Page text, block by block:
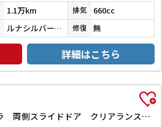
1.1万km 排気 660cc
ルナシルバーメタリック 修復 無
詳細はこちら
S ナビ TV バックカメラ 両側スライドドア クリアランスソナー オートライト キーレスエントリー アイドリングストップ 電動格納ミラー ベンチシート CVT Bluetooth